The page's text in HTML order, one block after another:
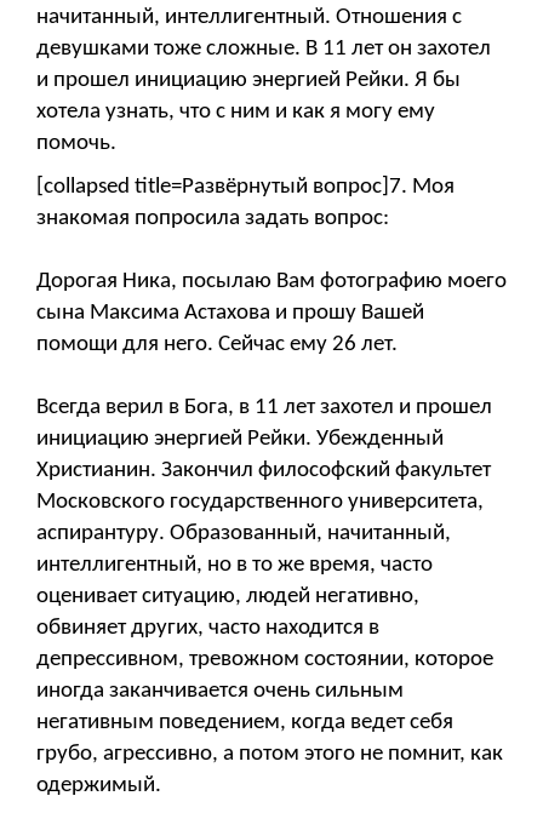
начитанный, интеллигентный. Отношения с
девушками тоже сложные. В 11 лет он захотел
и прошел инициацию энергией Рейки. Я бы
хотела узнать, что с ним и как я могу ему
помочь.
[collapsed title=Развёрнутый вопрос]7. Моя
знакомая попросила задать вопрос:
Дорогая Ника, посылаю Вам фотографию моего
сына Максима Астахова и прошу Вашей
помощи для него. Сейчас ему 26 лет.
Всегда верил в Бога, в 11 лет захотел и прошел
инициацию энергией Рейки. Убежденный
Христианин. Закончил философский факультет
Московского государственного университета,
аспирантуру. Образованный, начитанный,
интеллигентный, но в то же время, часто
оценивает ситуацию, людей негативно,
обвиняет других, часто находится в
депрессивном, тревожном состоянии, которое
иногда заканчивается очень сильным
негативным поведением, когда ведет себя
грубо, агрессивно, а потом этого не помнит, как
одержимый.